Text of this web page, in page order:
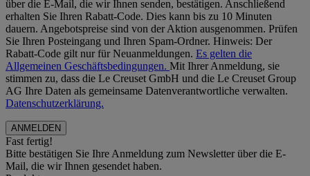
über die E-Mail, die wir Ihnen senden, bestätigen. Anschließend
erhalten Sie Ihren Rabatt-Code. Dies kann bis zu 10 Minuten
dauern. Angebotspreise sind von der Aktion ausgenommen. Prüfen
Sie Ihren Posteingang und Ihren Spam-Ordner. Hinweis: Der
Rabatt-Code gilt nur für Neuanmeldungen. Es gelten die
Allgemeinen Geschäftsbedingungen. Mit Ihrer Anmeldung, sie
stimmen zu, dass die Le Creuset GmbH und die Le Creuset Group
AG Ihre Daten als gemeinsame Datenverantwortliche verwalten.
Datenschutzerklärung.
Fast fertig!
Bitte bestätigen Sie Ihre Anmeldung zum Newsletter über die E-
Mail, die wir Ihnen gesendet haben.